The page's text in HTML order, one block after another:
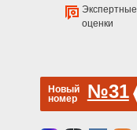
Экспертные
оценки
Новый
номер
№31